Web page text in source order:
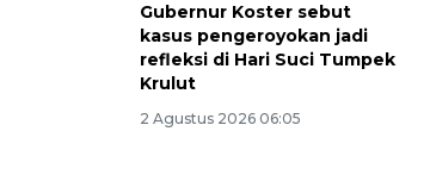
Gubernur Koster sebut
kasus pengeroyokan jadi
refleksi di Hari Suci Tumpek
Krulut
2 Agustus 2026 06:05